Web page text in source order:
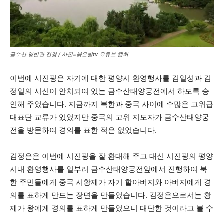
금수산 영빈관 전경 / 사진=붉은별tv 유튜브 캡처
이번에 시진핑은 자기에 대한 평양시 환영행사를 김일성과 김
정일의 시신이 안치되여 있는 금수산태양궁전에서 하도록 승
인해 주었습니다. 지금까지 북한과 중국 사이에 수많은 고위급
대표단 교류가 있었지만 중국의 고위 지도자가 금수산태양궁
전을 방문하여 경의를 표한 적은 없었습니다.
김정은은 이번에 시진핑을 잘 환대해 주고 대신 시진핑의 평양
시내 환영행사를 일부러 금수산태양궁전앞에서 진행하여 북
한 주민들에게 중국 시황제가 자기 할아버지와 아버지에게 경
의를 표하게 만드는 장면을 만들었습니다. 김정은으로서는 황
제가 왕에게 경의를 표하게 만들었으니 대단한 것이라고 볼 수